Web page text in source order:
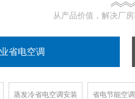
从产品价值，解决厂
省电空调
蒸发冷省电空调安装 省电节能空